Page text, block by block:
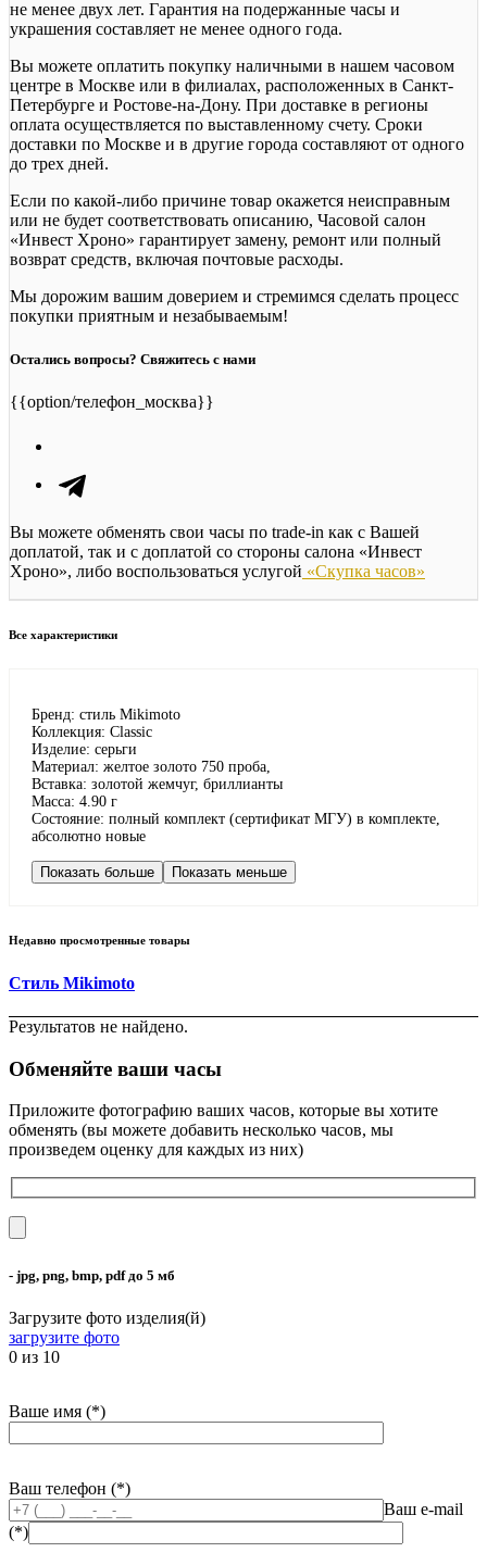
не менее двух лет. Гарантия на подержанные часы и
украшения составляет не менее одного года.
Вы можете оплатить покупку наличными в нашем часовом
центре в Москве или в филиалах, расположенных в Санкт-
Петербурге и Ростове-на-Дону. При доставке в регионы
оплата осуществляется по выставленному счету. Сроки
доставки по Москве и в другие города составляют от одного
до трех дней.
Если по какой-либо причине товар окажется неисправным
или не будет соответствовать описанию, Часовой салон
«Инвест Хроно» гарантирует замену, ремонт или полный
возврат средств, включая почтовые расходы.
Мы дорожим вашим доверием и стремимся сделать процесс
покупки приятным и незабываемым!
Остались вопросы? Свяжитесь с нами
{{option/телефон_москва}}
Вы можете обменять свои часы по trade-in как с Вашей
доплатой, так и с доплатой со стороны салона «Инвест
Хроно», либо воспользоваться услугой «Скупка часов»
Все характеристики
Бренд: стиль Mikimoto
Коллекция: Classic
Изделие: серьги
Материал: желтое золото 750 проба,
Вставка: золотой жемчуг, бриллианты
Масса: 4.90 г
Состояние: полный комплект (сертификат МГУ) в комплекте,
абсолютно новые
Показать больше Показать меньше
Недавно просмотренные товары
Стиль Mikimoto
Результатов не найдено.
Обменяйте ваши часы
Приложите фотографию ваших часов, которые вы хотите
обменять (вы можете добавить несколько часов, мы
произведем оценку для каждых из них)
- jpg, png, bmp, pdf до 5 мб
Загрузите фото изделия(й)
загрузите фото
0 из 10
Ваше имя (*)
Ваш телефон (*)
Ваш e-mail
(*)